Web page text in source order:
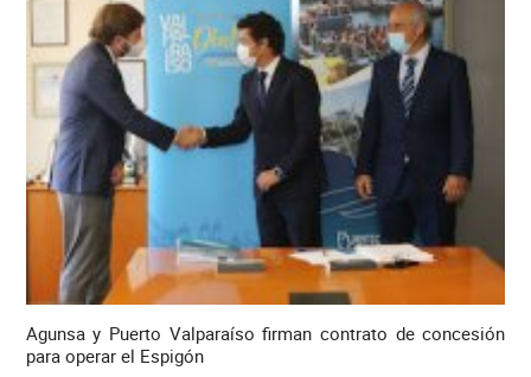
Agunsa y Puerto Valparaíso firman contrato de concesión
para operar el Espigón